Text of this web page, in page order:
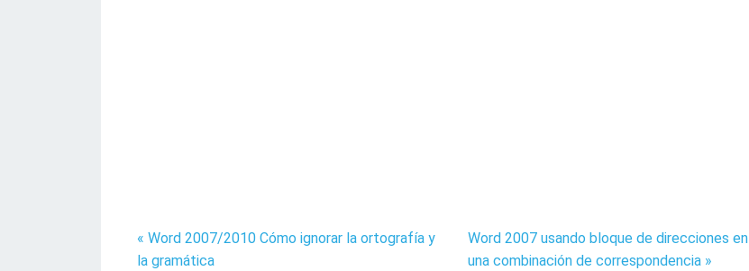
« Word 2007/2010 Cómo ignorar la ortografía y
la gramática
Word 2007 usando bloque de direcciones en
una combinación de correspondencia »